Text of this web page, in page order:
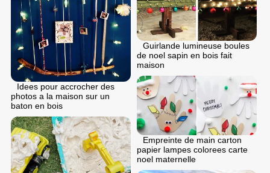
Guirlande lumineuse boules
de noel sapin en bois fait
maison
Idees pour accrocher des
photos a la maison sur un
baton en bois
Empreinte de main carton
papier lampes colorees carte
noel maternelle